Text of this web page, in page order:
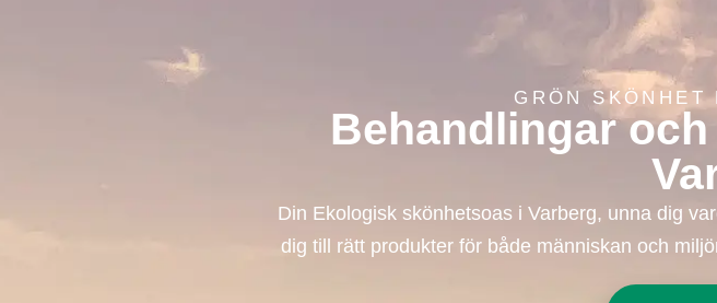
GRÖN SKÖNHET
Behandlingar
Din Ekologisk skönhetsoas i Varberg, unna dig
dig till rätt produkter för både människan och